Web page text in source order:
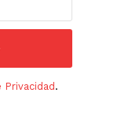
Privacidad.